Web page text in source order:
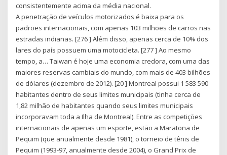
consistentemente acima da média nacional.
A penetração de veículos motorizados é baixa para os
padrões internacionais, com apenas 103 milhões de carros nas
estradas indianas. [276 ] Além disso, apenas cerca de 10% dos
lares do país possuem uma motocicleta. [277 ] Ao mesmo
tempo, a… Taiwan é hoje uma economia credora, com uma das
maiores reservas cambiais do mundo, com mais de 403 bilhões
de dólares (dezembro de 2012). [20 ] Montreal possui 1 583 590
habitantes dentro de seus limites municipais (tinha cerca de
1,82 milhão de habitantes quando seus limites municipais
incorporavam toda a Ilha de Montreal). Entre as competições
internacionais de apenas um esporte, estão a Maratona de
Pequim (que anualmente desde 1981), o torneio de tênis de
Pequim (1993-97, anualmente desde 2004), o Grand Prix de